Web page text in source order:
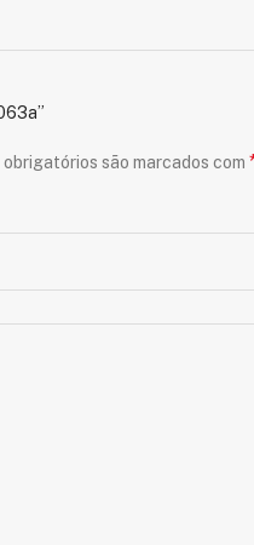
obrigatórios são marcados com